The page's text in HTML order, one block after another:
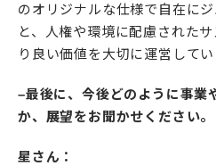
のオリジナルな仕様で自在に
と、人権や環境に配慮された
り良い価値を大切に運営してい
–最後に、今後どのように事業
か、展望をお聞かせください。
星さん：